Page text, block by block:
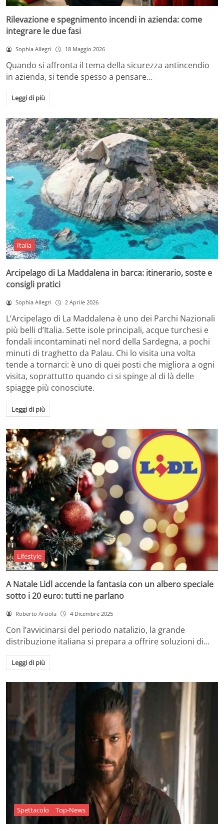
Rilevazione e spegnimento incendi in azienda: come
integrare le due fasi
Sophia Allegri 18 Maggio 2026
Quando si affronta il tema della sicurezza antincendio
in azienda, si tende spesso a pensare…
Leggi di più
Italia
Arcipelago di La Maddalena in barca: itinerario, soste e
consigli pratici
Sophia Allegri 2 Aprile 2026
L’Arcipelago di La Maddalena è uno dei Parchi Nazionali
più belli d’Italia. Sette isole principali, acque turchesi e
fondali incontaminati nel nord della Sardegna, a pochi
minuti di traghetto da Palau. Chi lo visita una volta
tende a tornarci: è uno di quei posti che migliora a ogni
visita, soprattutto quando ci si spinge al di là delle
spiagge più conosciute.
Leggi di più
Lifestyle
A Natale Lidl accende la fantasia con un albero speciale
sotto i 20 euro: tutti ne parlano
Roberto Arciola 4 Dicembre 2025
Con l’avvicinarsi del periodo natalizio, la grande
distribuzione italiana si prepara a offrire soluzioni di…
Leggi di più
Spettacolo Top-News